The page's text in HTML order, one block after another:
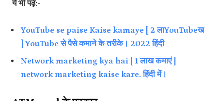
ये भी पढ़ें:-
YouTube se paise Kaise kamaye [ 2 लाYouTubeख
] YouTube से पैसे कमाने के तरीके। 2022 हिंदी
Network marketing kya hai [ 1 लाख कमाएं ]
network marketing kaise kare. हिंदी में।